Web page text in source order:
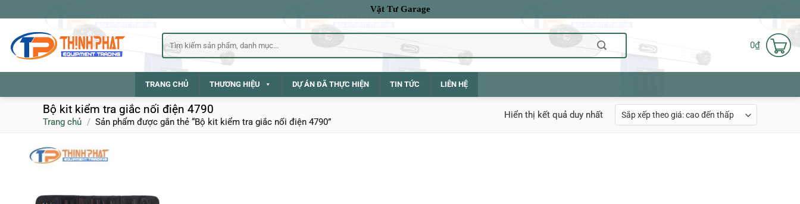
qua
dung
Vật Tư Garage
Tìm
kiếm:
0₫
TRANG CHỦ THƯƠNG HIỆU DỰ ÁN ĐÃ THỰC HIỆN TIN TỨC LIÊN HỆ
Bộ kit kiểm tra giắc nối điện 4790
Trang chủ / Sản phẩm được gắn thẻ “Bộ kit kiểm tra giắc nối điện 4790”
Hiển thị kết quả duy nhất